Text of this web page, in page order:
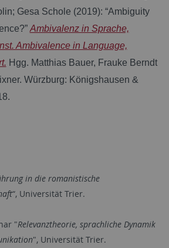
Gesa Schole (2019): “Ambiguity
Ambivalenz in Sprache,
Ambivalence in Language,
Hgg. Matthias Bauer, Frauke Berndt
Würzburg: Königshausen &
in die romanistische
“, Universität Trier.
"Relevanztheorie, sprachliche Dynamik
", Universität Trier.